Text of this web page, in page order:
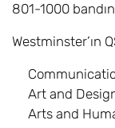
BSc
Illustration with
Interior
Architecture with
801-1000
Westminster’ın
Art and
Arts and